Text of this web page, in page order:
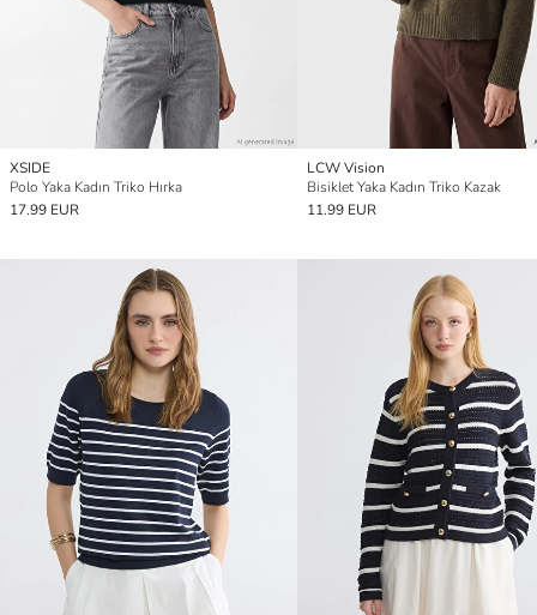
XSIDE
Polo Yaka Kadın Triko Hırka
17.99 EUR
LCW Vision
Bisiklet Yaka Kadın Triko Kazak
11.99 EUR